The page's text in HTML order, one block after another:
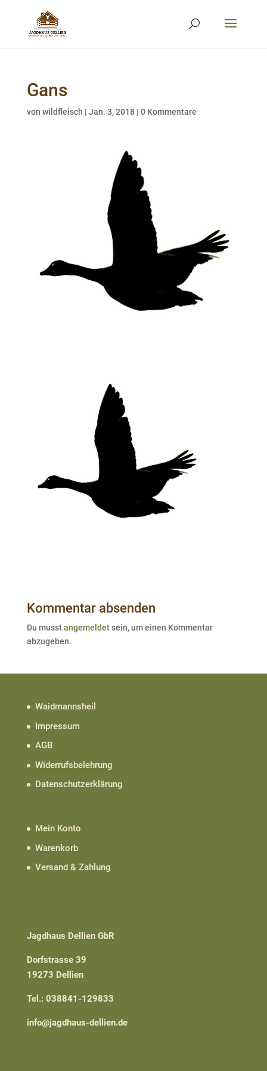
Gans
von wildfleisch | Jan. 3, 2018| 0 Kommentare
Kommentar absenden
Du musstangemeldetsein, um einen Kommentar
abzugeben.
Waidmannsheil
Impressum
AGB
Widerrufsbelehrung
Datenschutzerklärung
Mein Konto
Warenkorb
Versand & Zahlung
Jagdhaus Dellien GbR
Dorfstrasse 39
19273 Dellien
Tel.: 038841-129833
info@jagdhaus-dellien.de